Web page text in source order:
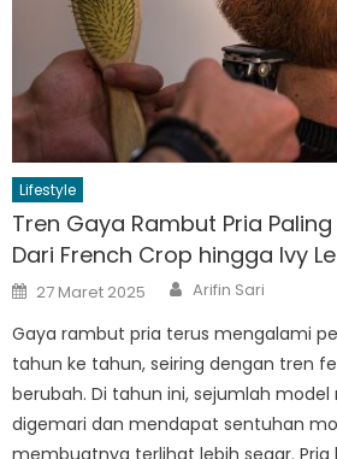
Lifestyle
Tren Gaya Rambut Pria
Dari French Crop hingga Ivy
Posted
on
27 Maret 2025 Author
Arifin Sari
Gaya rambut pria terus mengalami
tahun ke tahun, seiring dengan tren
berubah. Di tahun ini, sejumlah
digemari dan mendapat sentuhan
membuatnya terlihat lebih segar. Pria